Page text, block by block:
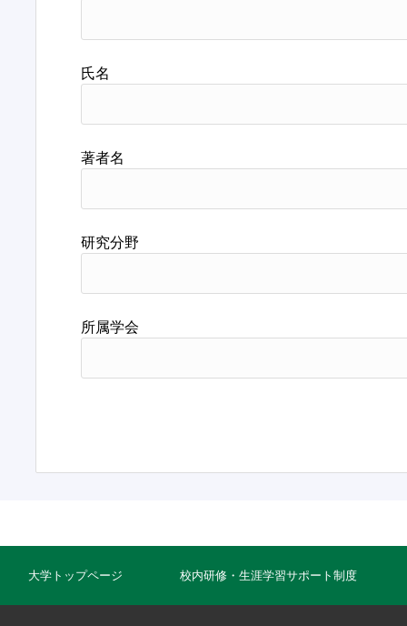
氏名
著者名
研究分野
所属学会
大学トップページ 校内研修・生涯学習サポート制度